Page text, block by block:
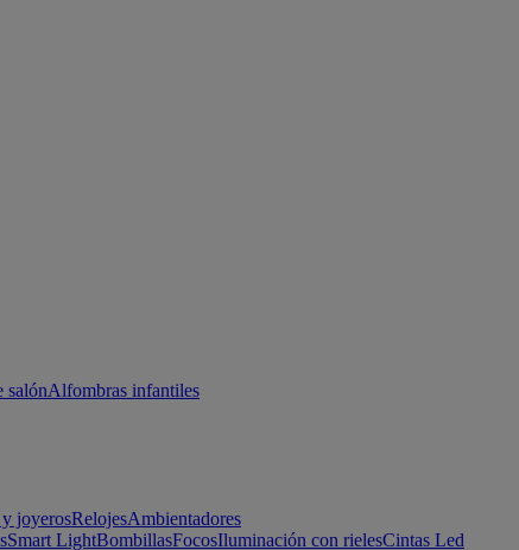
salónAlfombras infantiles
joyerosRelojesAmbientadores
Smart LightBombillasFocosIluminación con rielesCintas Led